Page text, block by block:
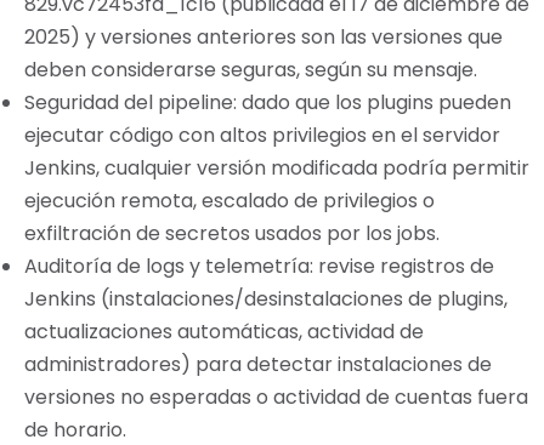
2025) y versiones anteriores son las versiones que
deben considerarse seguras, según su mensaje.
Seguridad del pipeline: dado que los plugins pueden
ejecutar código con altos privilegios en el servidor
Jenkins, cualquier versión modificada podría permitir
ejecución remota, escalado de privilegios o
exfiltración de secretos usados por los jobs.
Auditoría de logs y telemetría: revise registros de
Jenkins (instalaciones/desinstalaciones de plugins,
actualizaciones automáticas, actividad de
administradores) para detectar instalaciones de
versiones no esperadas o actividad de cuentas fuera
de horario.